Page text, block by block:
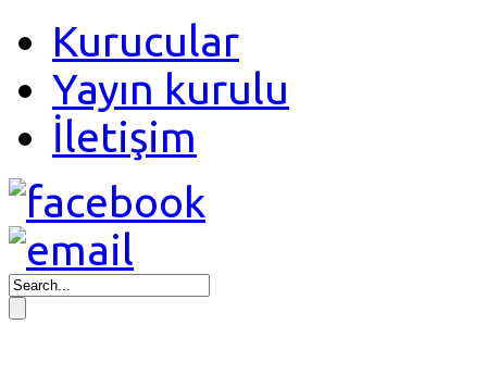
Kurucular
Yayın kurulu
İletişim